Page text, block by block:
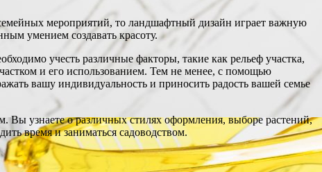
мероприятий, то ландшафтный дизайн играет важную
умением создавать красоту.
учесть различные факторы, такие как рельеф участка,
и его использованием. Тем не менее, с помощью
вашу индивидуальность и приносить радость вашей семье
Вы узнаете о различных стилях оформления, выборе растений,
время и заниматься садоводством.